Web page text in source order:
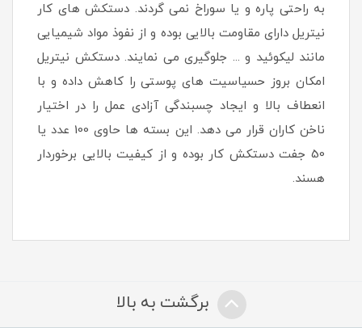
به راحتی پاره و یا سوراخ نمی گردند. دستکش های کار
نیتریل دارای مقاومت بالایی بوده و از نفوذ مواد شیمیایی
مانند لیکوئید و ... جلوگیری می نمایند. دستکش نیتریل
امکان بروز حسیاسیت های پوستی را کاهش داده و با
انعطاف بالا و ایجاد چسبندگی آزادی عمل را در اختیار
ناخن کاران قرار می دهد. این بسته ها حاوی 100 عدد یا
50 جفت دستکش کار بوده و از کیفیت بالایی برخوردار
هسند.
برگشت به بالا